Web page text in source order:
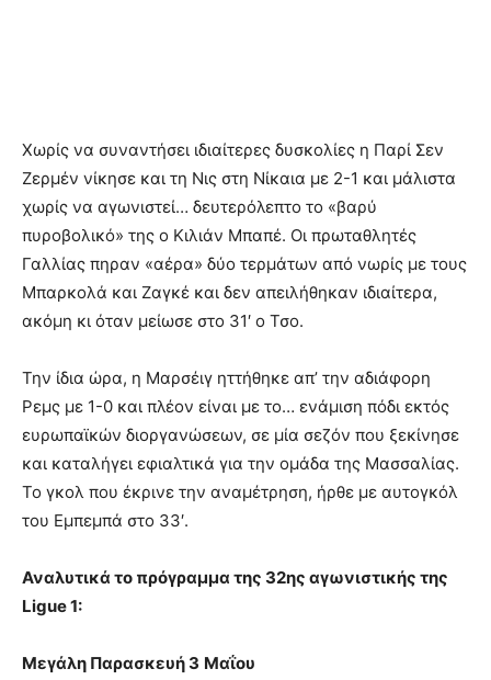
Χωρίς να συναντήσει ιδιαίτερες δυσκολίες η Παρί Σεν
Ζερμέν νίκησε και τη Νις στη Νίκαια με 2-1 και μάλιστα
χωρίς να αγωνιστεί… δευτερόλεπτο το «βαρύ
πυροβολικό» της ο Κιλιάν Μπαπέ. Οι πρωταθλητές
Γαλλίας πηραν «αέρα» δύο τερμάτων από νωρίς με τους
Μπαρκολά και Ζαγκέ και δεν απειλήθηκαν ιδιαίτερα,
ακόμη κι όταν μείωσε στο 31′ ο Τσο.
Την ίδια ώρα, η Μαρσέιγ ηττήθηκε απ’ την αδιάφορη
Ρεμς με 1-0 και πλέον είναι με το… ενάμιση πόδι εκτός
ευρωπαϊκών διοργανώσεων, σε μία σεζόν που ξεκίνησε
και καταλήγει εφιαλτικά για την ομάδα της Μασσαλίας.
Το γκολ που έκρινε την αναμέτρηση, ήρθε με αυτογκόλ
του Εμπεμπά στο 33′.
Αναλυτικά το πρόγραμμα της 32ης αγωνιστικής της
Ligue 1:
Μεγάλη Παρασκευή 3 Μαΐου